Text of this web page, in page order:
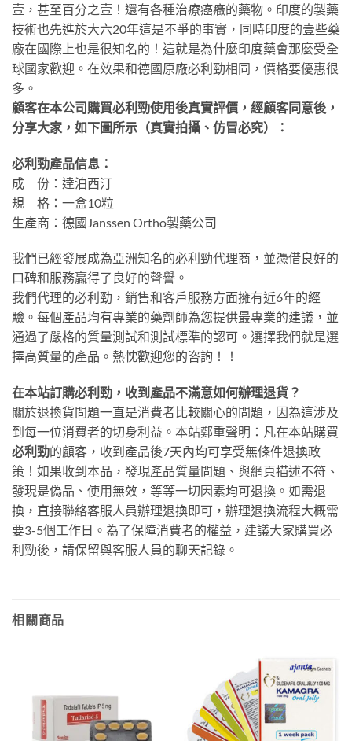
壹，甚至百分之壹！還有各種治療癌癥的藥物。印度的製藥
技術也先進於大六20年這是不爭的事實，同時印度的壹些藥
廠在國際上也是很知名的！這就是為什麼印度藥會那麼受全
球國家歡迎。在效果和德國原廠必利勁相同，價格要優惠很
多。
顧客在本公司購買必利勁使用後真實評價，經顧客同意後，
分享大家，如下圖所示（真實拍攝、仿冒必究）：
必利勁產品信息：
成 份：達泊西汀
規 格：一盒10粒
生產商：德國Janssen Ortho製藥公司
我們已經發展成為亞洲知名的必利勁代理商，並憑借良好的
口碑和服務贏得了良好的聲譽。
我們代理的必利勁，銷售和客戶服務方面擁有近6年的經
驗。每個產品均有專業的藥劑師為您提供最專業的建議，並
通過了嚴格的質量測試和測試標準的認可。選擇我們就是選
擇高質量的產品。熱忱歡迎您的咨詢！！
在本站訂購必利勁，收到產品不滿意如何辦理退貨？
關於退換貨問題一直是消費者比較關心的問題，因為這涉及
到每一位消費者的切身利益。本站鄭重聲明：凡在本站購買
必利勁的顧客，收到產品後7天內均可享受無條件退換政
策！如果收到本品，發現產品質量問題、與網頁描述不符、
發現是偽品、使用無效，等等一切因素均可退換。如需退
換，直接聯絡客服人員辦理退換即可，辦理退換流程大概需
要3-5個工作日。為了保障消費者的權益，建議大家購買必
利勁後，請保留與客服人員的聊天記錄。
相關商品